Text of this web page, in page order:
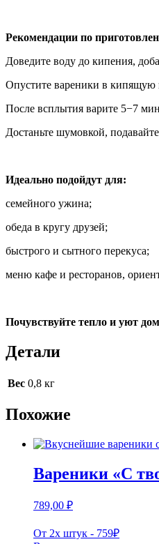
Рекомендации по
Доведите воду до кипения,
Опустите вареники в кипящую
После всплытия варите 5−7
Достаньте шумовкой,
Идеально подойдут для:
семейного ужина;
обеда в кругу друзей;
быстрого и сытного перекуса;
меню кафе и ресторанов,
Почувствуйте тепло и уют
Детали
Вес 0,8 кг
Похожие
Вареники «С
789,00 ₽
От 2х штук - 759₽